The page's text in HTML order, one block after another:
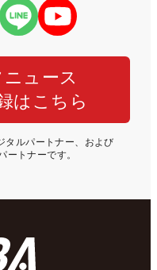
ュース
はこちら
タルパートナー、および
ートナーです。